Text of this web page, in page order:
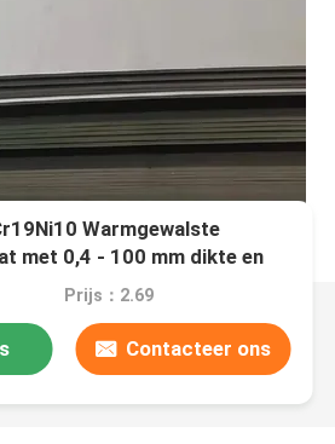
Warmgewalste
met 0,4 - 100 mm dikte en
Prijs：2.69
Contacteer ons